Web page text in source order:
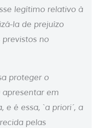
legítimo relativo à
la de prejuízo
no
proteger o
em
e é essa, `a priori´, a
pelas